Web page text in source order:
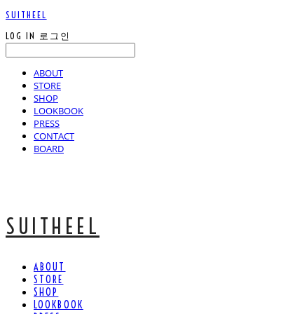
SUITHEEL
LOG IN
로그인
ABOUT
STORE
SHOP
LOOKBOOK
PRESS
CONTACT
BOARD
SUITHEEL
ABOUT
STORE
SHOP
LOOKBOOK